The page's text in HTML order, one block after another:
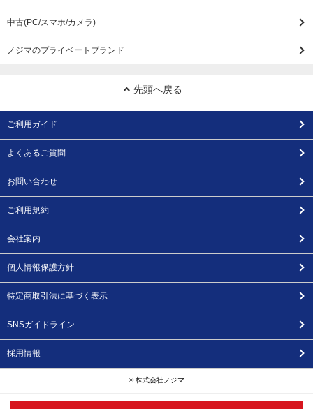
中古(PC/スマホ/カメラ)
ノジマのプライベートブランド
先頭へ戻る
ご利用ガイド
よくあるご質問
お問い合わせ
ご利用規約
会社案内
個人情報保護方針
特定商取引法に基づく表示
SNSガイドライン
採用情報
© 株式会社ノジマ